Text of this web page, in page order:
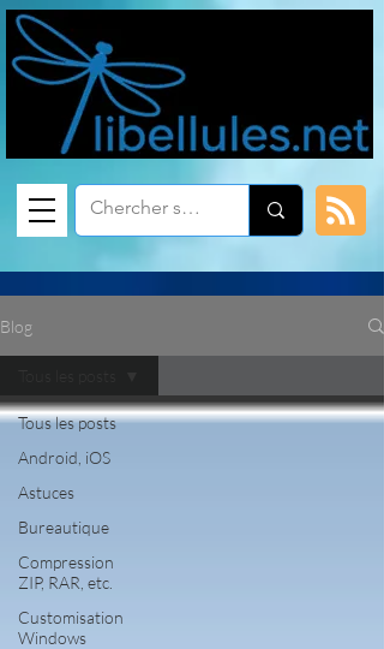
Blog
Tous les posts
Android, iOS
Astuces
Bureautique
Compression
ZIP, RAR, etc.
Customisation
Windows